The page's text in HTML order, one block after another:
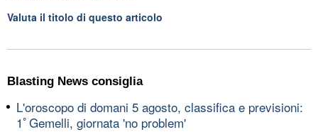
Valuta il titolo di questo articolo
Blasting News consiglia
L'oroscopo di domani 5 agosto, classifica e previsioni:
1ﾟGemelli, giornata 'no problem'